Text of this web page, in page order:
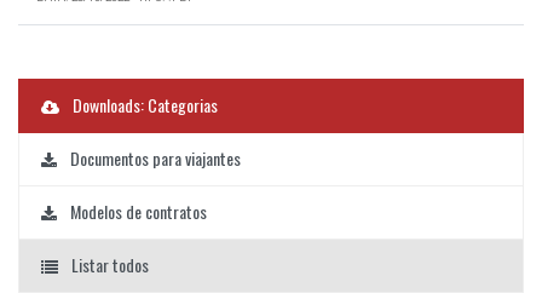
Downloads: Categorias
Documentos para viajantes
Modelos de contratos
Listar todos